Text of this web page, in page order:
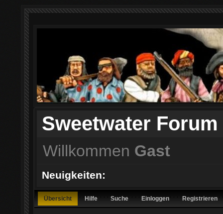
Sweetwater Forum
Willkommen Gast
Neuigkeiten:
Übersicht Hilfe Suche Einloggen Registrieren